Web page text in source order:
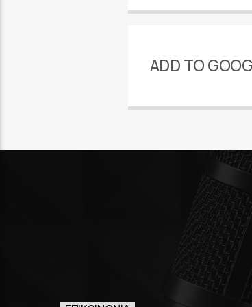
ADD TO